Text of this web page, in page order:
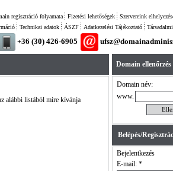
Szervereink
Fizetési lehetőségek
regisztráció folyamata
Adatkezelési Tájékoztató
ÁSZF
Technikai adatok
+36 (30) 426-6905
alábbi listából mire kívánja
Domain ellenőrzés
Domain név:
www.
Belépés/
Bejelentkezés
E-mail: *